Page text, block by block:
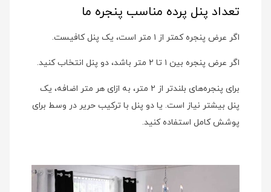
تعداد پنل پرده مناسب پنجره ما
اگر عرض پنجره کمتر از ۱ متر است، یک پنل کافیست.
اگر عرض پنجره بین ۱ تا ۲ متر باشد، دو پنل انتخاب کنید.
برای پنجره‌های بلندتر از ۲ متر، به ازای هر متر اضافه، یک
پنل بیشتر نیاز است. یا دو پنل با ترکیب حریر در وسط برای
پوشش کامل استفاده کنید.